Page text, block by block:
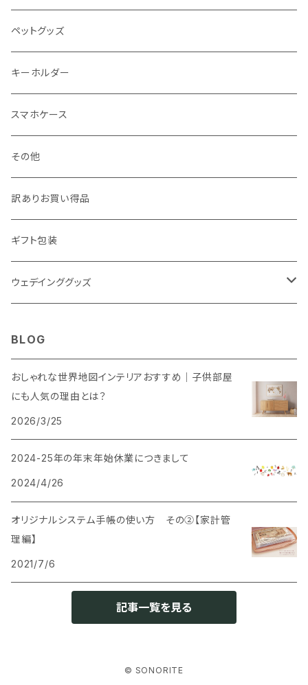
ジュエリーポーチ
シール・ステッカー
月謝袋・封筒
ドアステッカー
しおり
クリスマス雑貨
ペットグッズ
キーホルダー
スマホケース
その他
訳ありお買い得品
ギフト包装
ウェデインググッズ
BLOG
おしゃれな世界地図インテリアおすすめ｜子供部屋
にも人気の理由とは？
2026/3/25
2024-25年の年末年始休業につきまして
2024/4/26
オリジナルシステム手帳の使い方 その②【家計管
理編】
2021/7/6
記事一覧を見る
© SONORITE